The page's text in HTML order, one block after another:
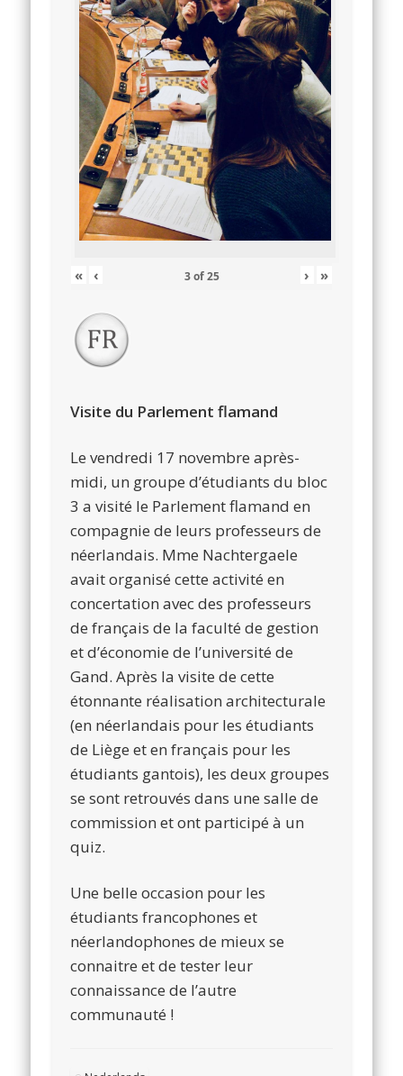
« ‹ 3of25 › »
Visite du Parlement flamand
Le vendredi 17 novembre après-
midi, un groupe d’étudiants du bloc
3 a visité le Parlement flamand en
compagnie de leurs professeurs de
néerlandais. Mme Nachtergaele
avait organisé cette activité en
concertation avec des professeurs
de français de la faculté de gestion
et d’économie de l’université de
Gand. Après la visite de cette
étonnante réalisation architecturale
(en néerlandais pour les étudiants
de Liège et en français pour les
étudiants gantois), les deux groupes
se sont retrouvés dans une salle de
commission et ont participé à un
quiz.
Une belle occasion pour les
étudiants francophones et
néerlandophones de mieux se
connaitre et de tester leur
connaissance de l’autre
communauté !